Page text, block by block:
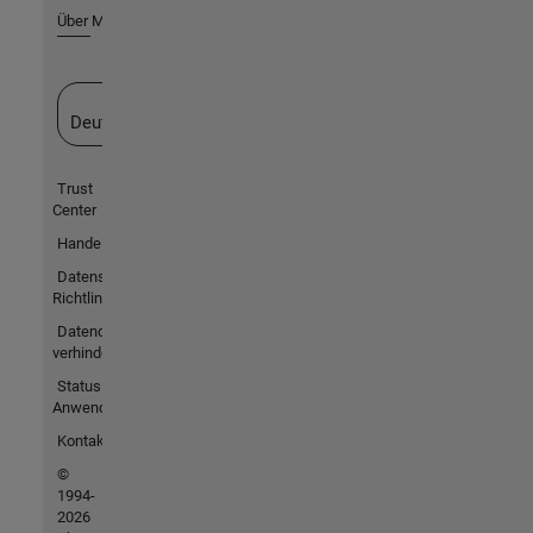
Über MathWorks
Deutschland
Trust
Center
Handelsmarken
Datenschutz-
Richtlinien
Datendiebstahl
verhindern
Status von
Anwendungen
Kontakt
©
1994-
2026